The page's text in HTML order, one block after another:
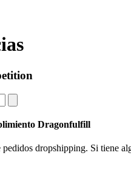
Dragonfulfill
pedidos dropshipping. Si tiene